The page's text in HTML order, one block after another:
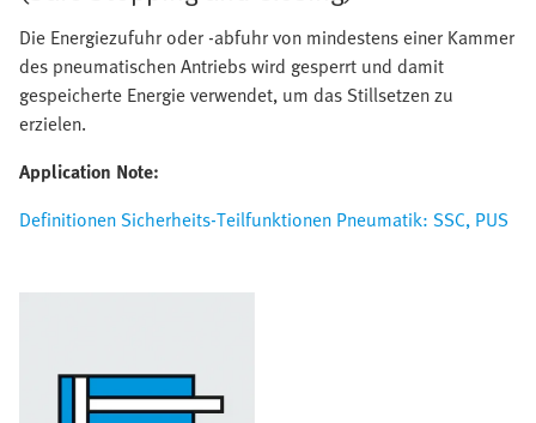
Die Energiezufuhr oder -abfuhr von mindestens einer Kammer
des pneumatischen Antriebs wird gesperrt und damit
gespeicherte Energie verwendet, um das Stillsetzen zu
erzielen.
Application Note:
Definitionen Sicherheits-Teilfunktionen Pneumatik: SSC, PUS